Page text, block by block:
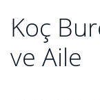
Koç
ve Aile